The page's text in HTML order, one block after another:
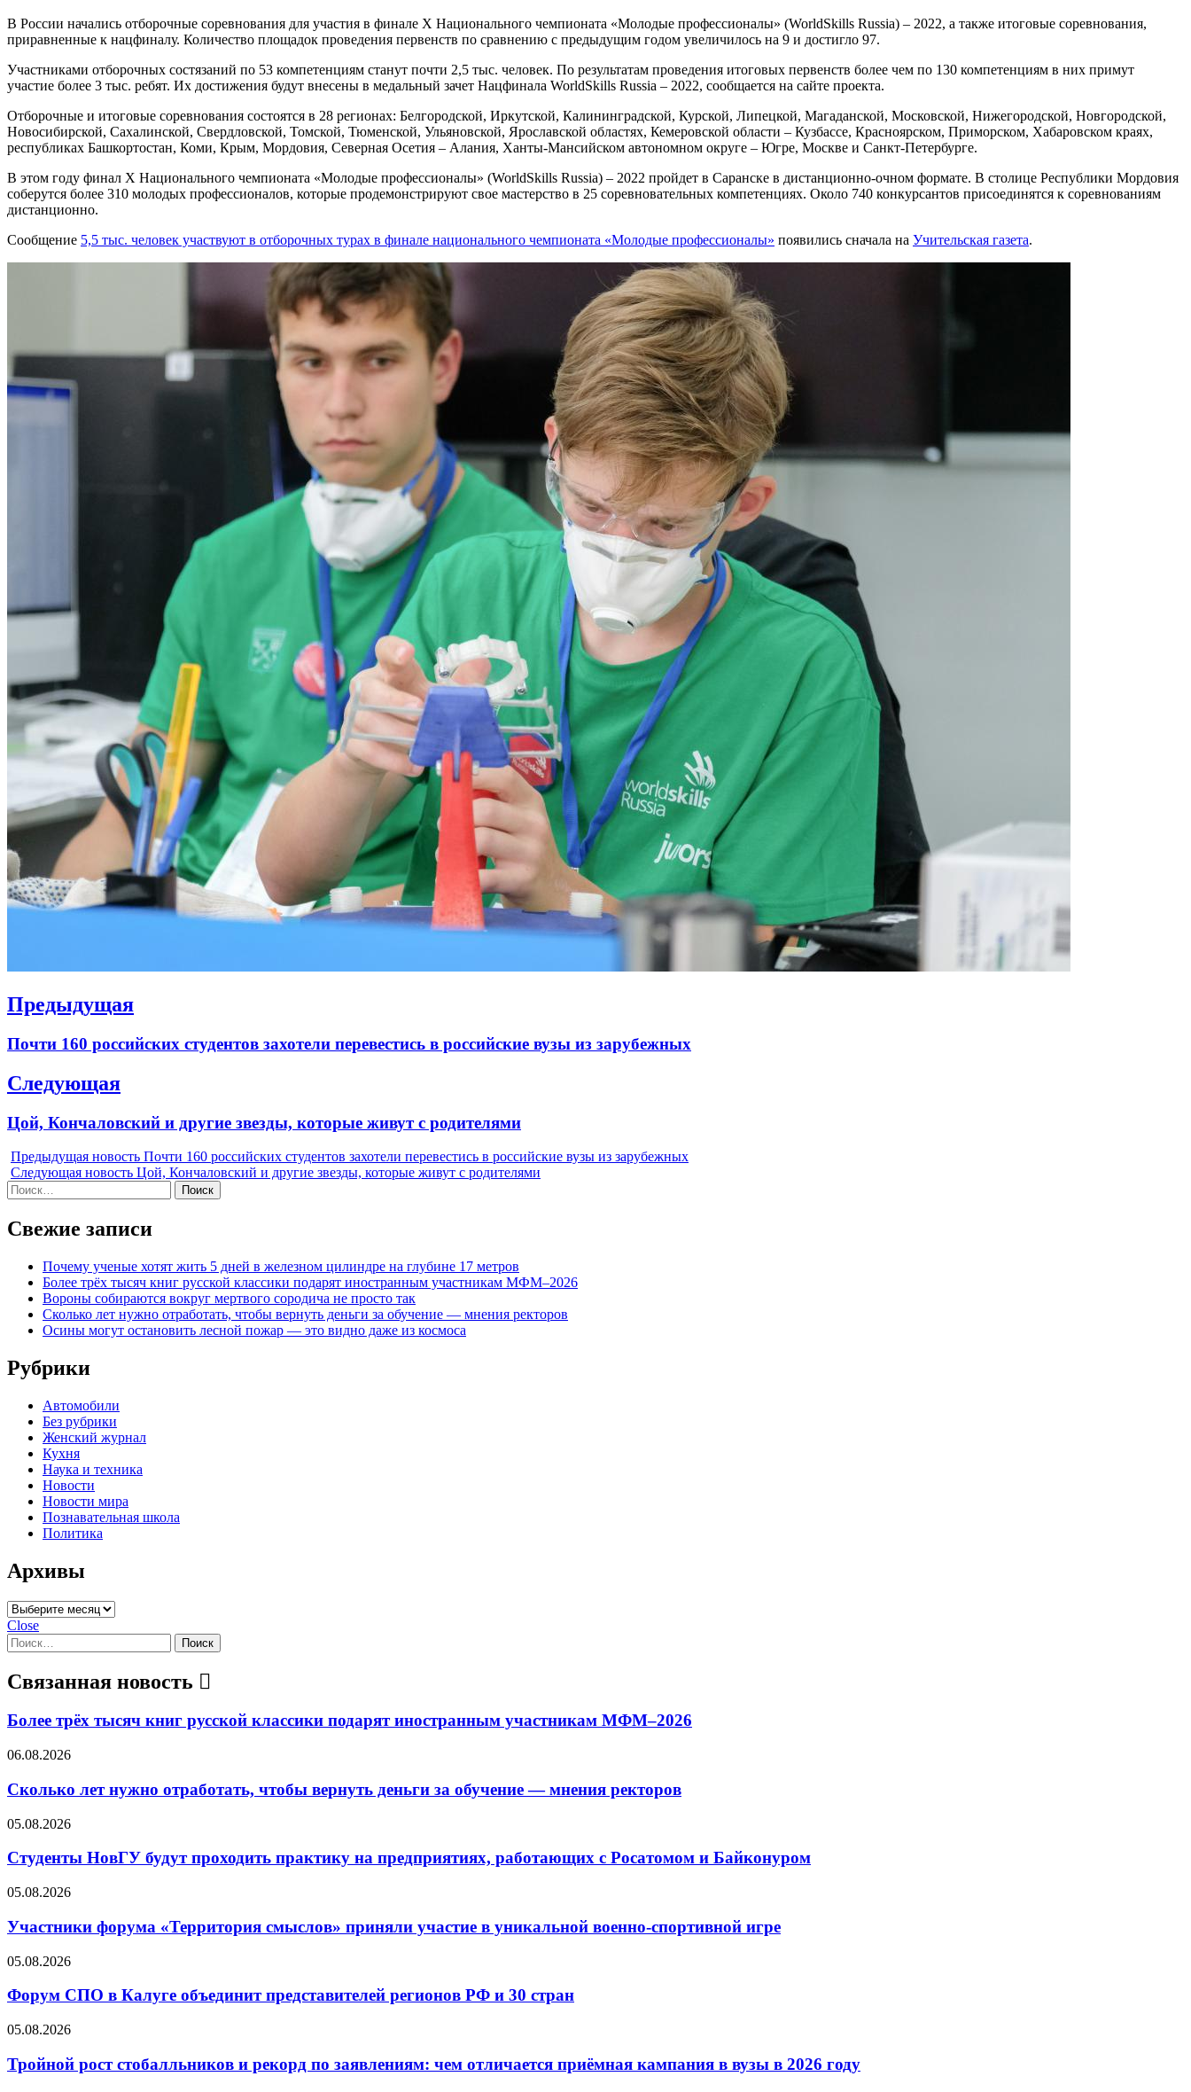
В России начались отборочные соревнования для участия в финале X Национального чемпионата «Молодые профессионалы» (WorldSkills Russia) – 2022, а также итоговые соревнования,
приравненные к нацфиналу. Количество площадок проведения первенств по сравнению с предыдущим годом увеличилось на 9 и достигло 97.
Участниками отборочных состязаний по 53 компетенциям станут почти 2,5 тыс. человек. По результатам проведения итоговых первенств более чем по 130 компетенциям в них примут
участие более 3 тыс. ребят. Их достижения будут внесены в медальный зачет Нацфинала WorldSkills Russia – 2022, сообщается на сайте проекта.
Отборочные и итоговые соревнования состоятся в 28 регионах: Белгородской, Иркутской, Калининградской, Курской, Липецкой, Магаданской, Московской, Нижегородской, Новгородской,
Новосибирской, Сахалинской, Свердловской, Томской, Тюменской, Ульяновской, Ярославской областях, Кемеровской области – Кузбассе, Красноярском, Приморском, Хабаровском краях,
республиках Башкортостан, Коми, Крым, Мордовия, Северная Осетия – Алания, Ханты-Мансийском автономном округе – Югре, Москве и Санкт-Петербурге.
В этом году финал Х Национального чемпионата «Молодые профессионалы» (WorldSkills Russia) – 2022 пройдет в Саранске в дистанционно-очном формате. В столице Республики Мордовия
соберутся более 310 молодых профессионалов, которые продемонстрируют свое мастерство в 25 соревновательных компетенциях. Около 740 конкурсантов присоединятся к соревнованиям
дистанционно.
Сообщение 5,5 тыс. человек участвуют в отборочных турах в финале национального чемпионата «Молодые профессионалы» появились сначала на Учительская газета.
Навигация
записям
Предыдущая
Previous
Почти 160 российских студентов захотели перевестись в российские вузы из зарубежных
Следующая
Next
post:
Цой, Кончаловский и другие звезды, которые живут с родителями
Предыдущая новость Почти 160 российских студентов захотели перевестись в российские вузы из зарубежных
Следующая новость Цой, Кончаловский и другие звезды, которые живут с родителями
Найти:
Свежие записи
Почему ученые хотят жить 5 дней в железном цилиндре на глубине 17 метров
Более трёх тысяч книг русской классики подарят иностранным участникам МФМ–2026
Вороны собираются вокруг мертвого сородича не просто так
Сколько лет нужно отработать, чтобы вернуть деньги за обучение — мнения ректоров
Осины могут остановить лесной пожар — это видно даже из космоса
Рубрики
Автомобили
Без рубрики
Женский журнал
Кухня
Наука и техника
Новости
Новости мира
Познавательная школа
Политика
Архивы
Архивы
Close
Найти:
Связанная новость
Более трёх тысяч книг русской классики подарят иностранным участникам МФМ–2026
06.08.2026
Сколько лет нужно отработать, чтобы вернуть деньги за обучение — мнения ректоров
05.08.2026
Студенты НовГУ будут проходить практику на предприятиях, работающих с Росатомом и Байконуром
05.08.2026
Участники форума «Территория смыслов» приняли участие в уникальной военно-спортивной игре
05.08.2026
Форум СПО в Калуге объединит представителей регионов РФ и 30 стран
05.08.2026
Тройной рост стобалльников и рекорд по заявлениям: чем отличается приёмная кампания в вузы в 2026 году